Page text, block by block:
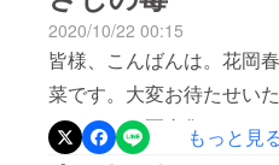
今回、第三弾として新しく
プロジェクトに挑戦中でご
ざいます。今回は女の子の
表情も切り取りつつ、死生
観漂う『作品』として、
覧いただける事、心から嬉
しく思います。今回、モデ
ル瞼さんのイメージに寄り
添った作品に仕上がったと
2020/10/22 00:15
皆様、こんばんは。花岡春
菜です。大変お待たせいた
しました。写真集のタイト
もっと見